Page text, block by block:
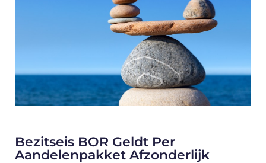
Bezitseis BOR Geldt Per
Aandelenpakket Afzonderlijk